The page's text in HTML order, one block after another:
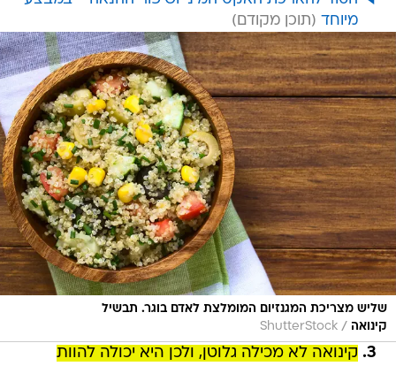
מיוחד
שליש מצריכת המגנזיום המומלצת לאדם בוגר. תבשיל
קינואה /
ShutterStock
3. קינואה לא מכילה גלוטן, ולכן היא יכולה להוות